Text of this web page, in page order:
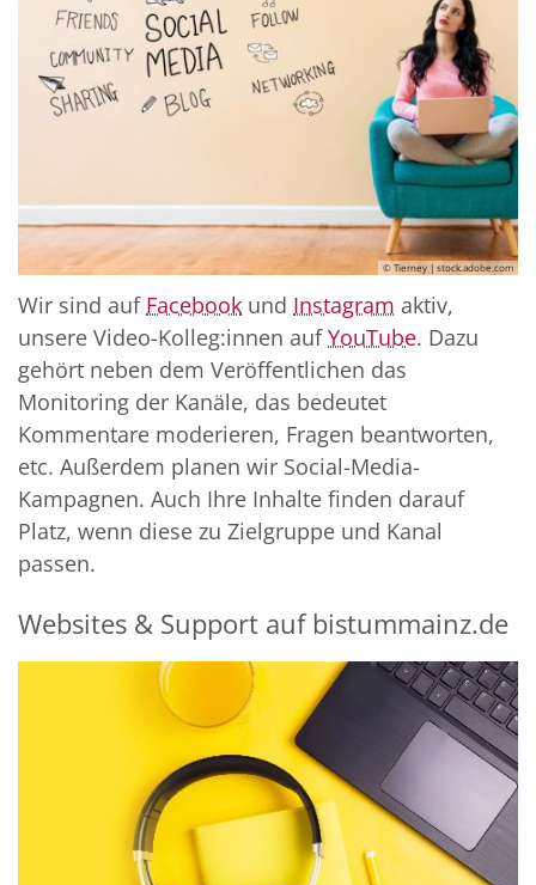
© Tierney | stock.adobe.com
Wir sind auf Facebook und Instagram aktiv,
unsere Video-Kolleg:innen aufYouTube. Dazu
gehört neben dem Veröffentlichen das
Monitoring der Kanäle, das bedeutet
Kommentare moderieren, Fragen beantworten,
etc. Außerdem planen wir Social-Media-
Kampagnen. Auch Ihre Inhalte finden darauf
Platz, wenn diese zu Zielgruppe und Kanal
passen.
Websites & Support auf bistummainz.de